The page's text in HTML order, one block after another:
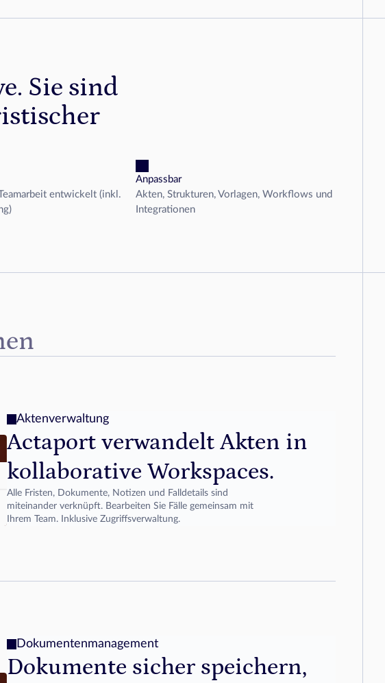
Sie sind
entwickelt (inkl.
Anpassbar
Akten, Strukturen, Vorlagen, Workflows und
Integrationen
Aktenverwaltung
Actaport verwandelt Akten in
kollaborative Workspaces.
Alle Fristen, Dokumente, Notizen und Falldetails sind
miteinander verknüpft. Bearbeiten Sie Fälle gemeinsam mit
Ihrem Team. Inklusive Zugriffsverwaltung.
Dokumentenmanagement
Dokumente sicher speichern,